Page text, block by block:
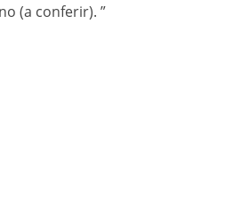
(a conferir). ”